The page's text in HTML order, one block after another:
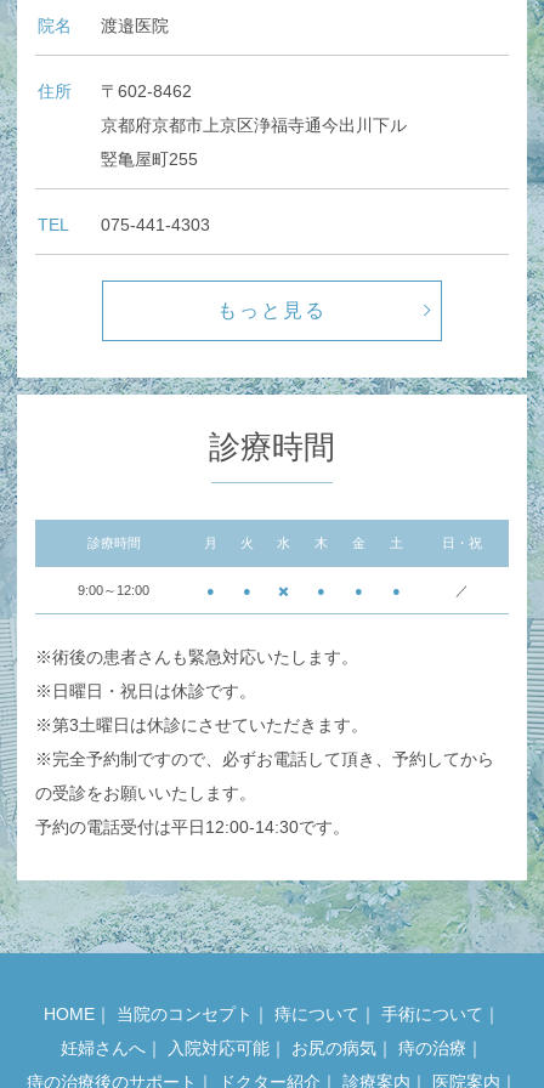
院名 渡邉医院
住所
〒602-8462
京都府京都市上京区浄福寺通今出川下ル
竪亀屋町255
TEL 075-441-4303
もっと見る
診療時間
診療時間 月 火 水 木 金 土 日・祝
9:00～12:00 ● ● ✖️ ● ● ● ／
※術後の患者さんも緊急対応いたします。
※日曜日・祝日は休診です。
※第3土曜日は休診にさせていただきます。
※完全予約制ですので、必ずお電話して頂き、予約してから
の受診をお願いいたします。
予約の電話受付は平日12:00-14:30です。
HOME｜ 当院のコンセプト ｜ 痔について ｜ 手術について ｜
妊婦さんへ｜ 入院対応可能｜ お尻の病気｜ 痔の治療 ｜
痔の治療後のサポート ｜ ドクター紹介 ｜ 診療案内 ｜ 医院案内 ｜